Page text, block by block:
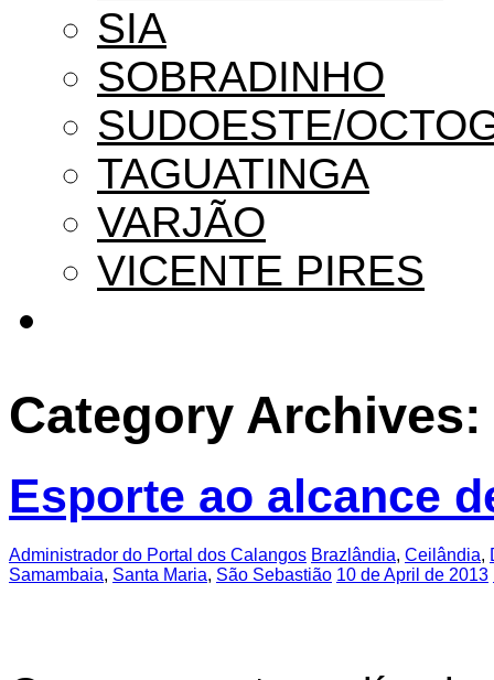
SIA
SOBRADINHO
SUDOESTE/
TAGUATINGA
VARJÃO
VICENTE PIRES
Category
Esporte ao alcance
Administrador do Portal dos Calangos Brazlândia, Ceilândia,
Samambaia, Santa Maria, São Sebastião 10 de April de 2013